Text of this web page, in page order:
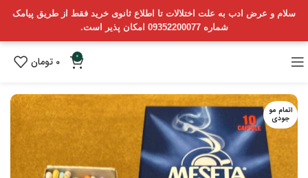
سلام و عرض ادب به علت اختلالات تا اطلاع ثانوی خرید فقط از طریق پیامک
شماره 09352200077 امکان پذیر است.
0
0 تومان
اتمام مو
جودی